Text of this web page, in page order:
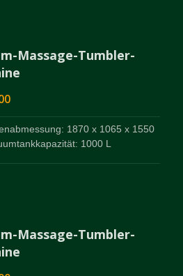
Massage-Tumbler-
1870 x 1065 x 1550
1000 L
Massage-Tumbler-